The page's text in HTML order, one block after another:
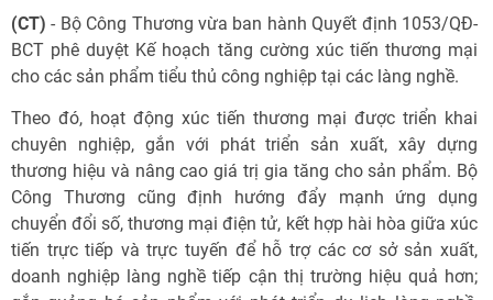
(CT) - Bộ Công Thương vừa ban hành Quyết định 1053/QĐ-
BCT phê duyệt Kế hoạch tăng cường xúc tiến thương mại
cho các sản phẩm tiểu thủ công nghiệp tại các làng nghề.
Theo đó, hoạt động xúc tiến thương mại được triển khai
chuyên nghiệp, gắn với phát triển sản xuất, xây dựng
thương hiệu và nâng cao giá trị gia tăng cho sản phẩm. Bộ
Công Thương cũng định hướng đẩy mạnh ứng dụng
chuyển đổi số, thương mại điện tử, kết hợp hài hòa giữa xúc
tiến trực tiếp và trực tuyến để hỗ trợ các cơ sở sản xuất,
doanh nghiệp làng nghề tiếp cận thị trường hiệu quả hơn;